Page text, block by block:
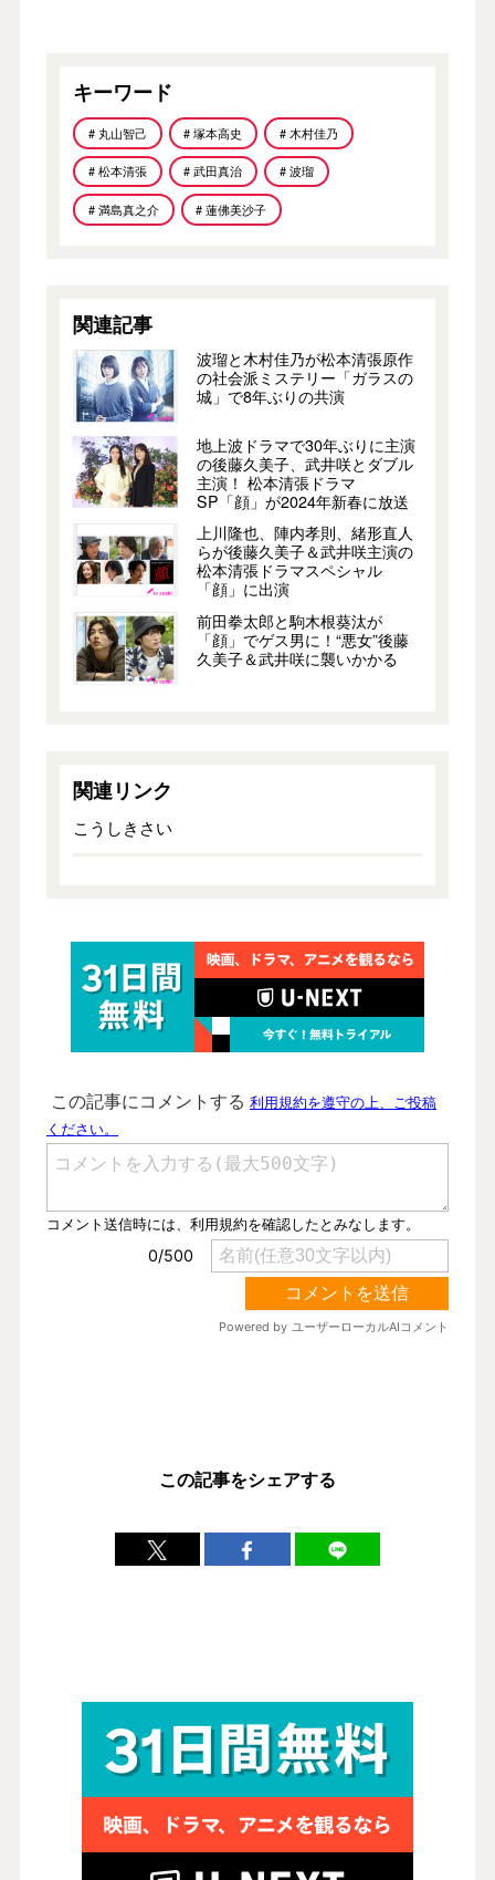
キーワード
# 丸山智己 # 塚本高史 # 木村佳乃
# 松本清張 # 武田真治 # 波瑠
# 満島真之介 # 蓮佛美沙子
関連記事
波瑠と木村佳乃が松本清張原作
の社会派ミステリー「ガラスの
城」で8年ぶりの共演
地上波ドラマで30年ぶりに主演
の後藤久美子、武井咲とダブル
主演！ 松本清張ドラマ
SP「顔」が2024年新春に放送
上川隆也、陣内孝則、緒形直人
らが後藤久美子＆武井咲主演の
松本清張ドラマスペシャル
「顔」に出演
前田拳太郎と駒木根葵汰が
「顔」でゲス男に！“悪女”後藤
久美子＆武井咲に襲いかかる
関連リンク
こうしきさい
この記事をシェアする